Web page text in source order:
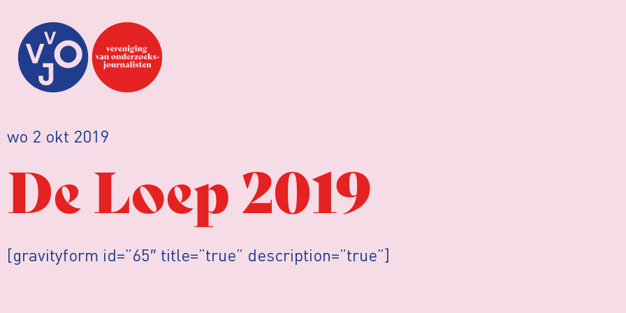
wo 2 okt 2019
De Loep 2019
[gravityform id=”65″ title=”true” description=”true”]